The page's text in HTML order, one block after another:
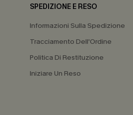
SPEDIZIONE E RESO
Informazioni Sulla Spedizione
Tracciamento Dell'Ordine
Politica Di Restituzione
Iniziare Un Reso